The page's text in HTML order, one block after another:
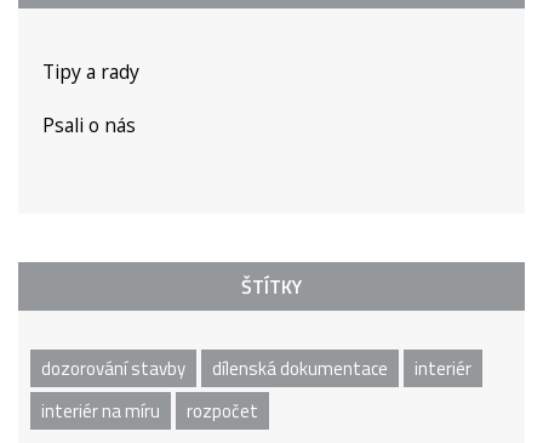
Tipy a rady
Psali o nás
ŠTÍTKY
dozorování stavby dílenská dokumentace
interiér
interiér na míru
rozpočet